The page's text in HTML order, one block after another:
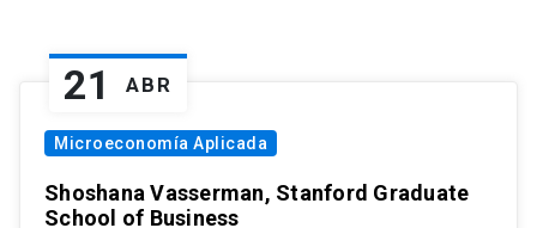
21 ABR
Microeconomía Aplicada
Shoshana Vasserman, Stanford Graduate
School of Business